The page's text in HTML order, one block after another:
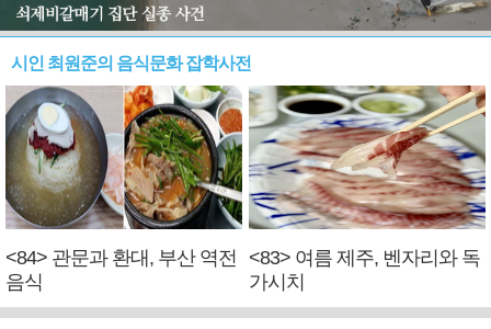
시인 최원준의 음식문화 잡학사전
<84> 관문과 환대, 부산 역전
음식
<83> 여름 제주, 벤자리와 독
가시치